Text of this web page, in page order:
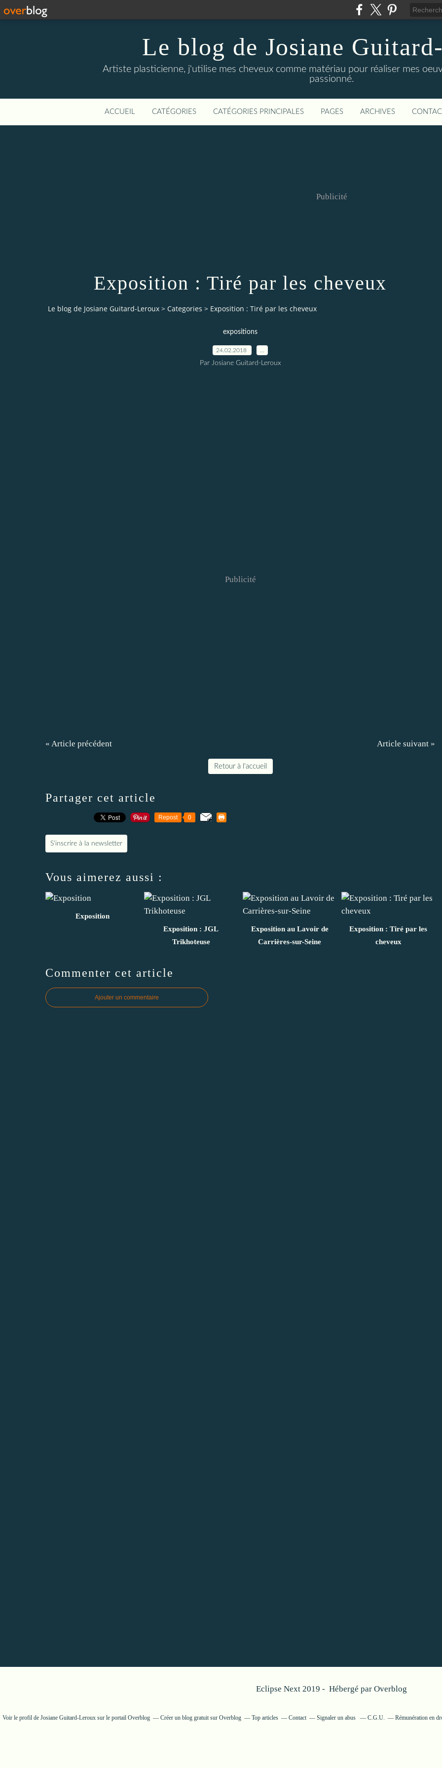
Le blog de Josiane
Artiste plasticienne, j'utilise mes cheveux comme matériau pour réaliser mes
passionné.
ACCUEIL CATÉGORIES CATÉGORIES PRINCIPALES PAGES ARCHIVES
Publicité
Exposition : Tiré par les cheveux
Le blog de Josiane Guitard-Leroux > Categories > Exposition : Tiré par les cheveux
expositions
24.02.2018
Par Josiane Guitard-Leroux
Publicité
« Article précédent Article suivant »
Retour à l'accueil
Partager cet article
Repost 0
S'inscrire à la newsletter
Vous aimerez aussi :
Exposition
Exposition : JGL
Trikhoteuse
Exposition au Lavoir de
Carrières-sur-Seine
Exposition : Tiré par les
cheveux
Commenter cet article
Ajouter un commentaire
Eclipse Next 2019 - Hébergé par Overblog
Voir le profil de Josiane Guitard-Lerouxsur le portail Overblog Créer un blog gratuit sur Overblog Top articles Contact Signaler un abus C.G.U. Rémunération en